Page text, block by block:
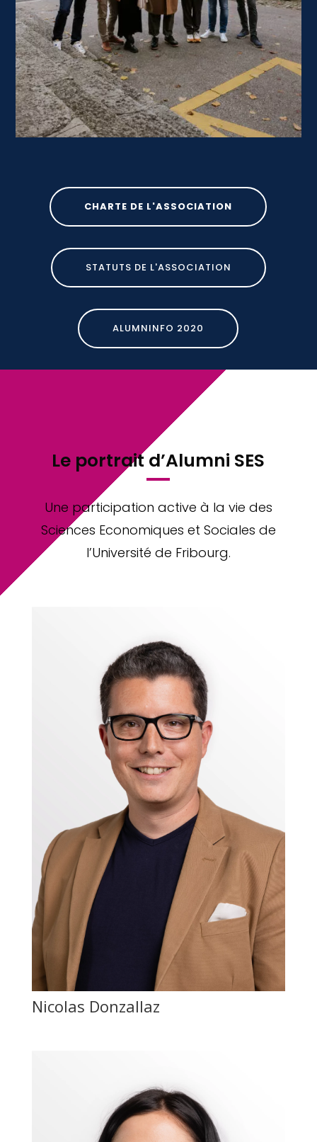
CHARTE DE L'ASSOCIATION
STATUTS DE L'ASSOCIATION
ALUMNINFO 2020
Le portrait d’Alumni SES
Une participation active à la vie des
Sciences Economiques et Sociales de
l’Université de Fribourg.
Nicolas Donzallaz